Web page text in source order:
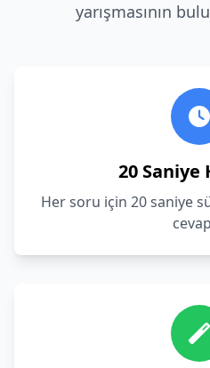
yarışmasının
20 Saniye
Her soru için 20 saniye